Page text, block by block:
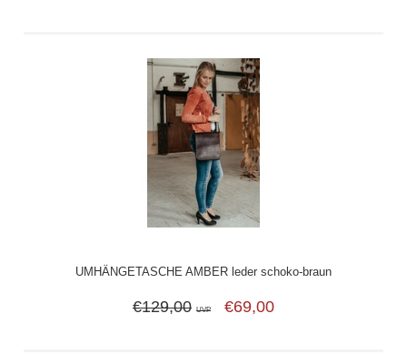
UMHÄNGETASCHE AMBER leder schoko-braun
€129,00 UVP €69,00